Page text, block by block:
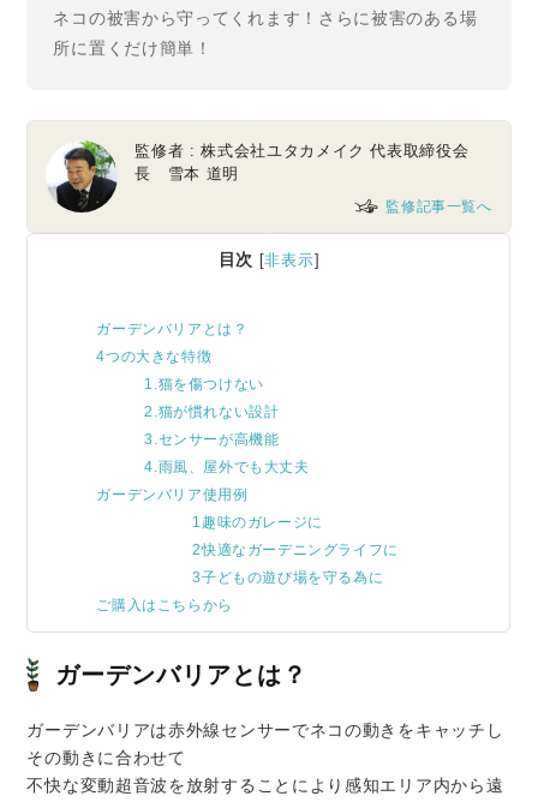
ネコの被害から守ってくれます！さらに被害のある場
所に置くだけ簡単！
監修者 : 株式会社ユタカメイク 代表取締役会
長 雪本 道明
監修記事一覧へ
目次 [非表示
ガーデンバリアとは？
4つの大きな特徴
1.猫を傷つけない
2.猫が慣れない設計
3.センサーが高機能
4.雨風、屋外でも大丈夫
ガーデンバリア使用例
1趣味のガレージに
2快適なガーデニングライフに
3子どもの遊び場を守る為に
ご購入はこちらから
ガーデンバリアとは？
ガーデンバリアは赤外線センサーでネコの動きをキャッチし
その動きに合わせて
不快な変動超音波を放射することにより感知エリア内から遠